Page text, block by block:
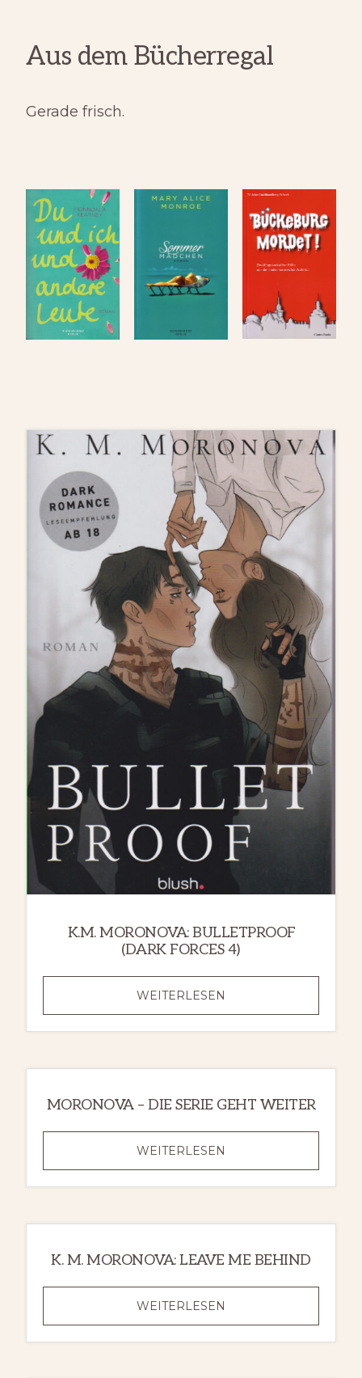
Aus dem Bücherregal
Gerade frisch.
K.M. MORONOVA: BULLETPROOF
(DARK FORCES 4)
WEITERLESEN
MORONOVA:
BULLETPROOF
4)
MORONOVA – DIE SERIE GEHT WEITER
WEITERLESEN
–
DIE
WEITER
K. M. MORONOVA: LEAVE ME BEHIND
WEITERLESEN
M.
MORONOVA: